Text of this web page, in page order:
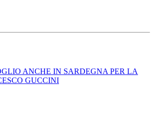
ANCHE IN SARDEGNA PER LA
GUCCINI